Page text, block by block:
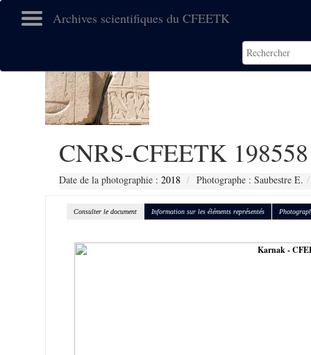
Archives scientifiques du CFEETK
CNRS-CFEETK 198558
Date de la photographie : 2018 Photographe : Saubestre E.
Consulter le document Information sur les éléments représentés